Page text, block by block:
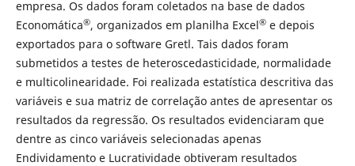
empresa. Os dados foram coletados na base de dados
Economática®, organizados em planilha Excel®e depois
exportados para o software Gretl. Tais dados foram
submetidos a testes de heteroscedasticidade, normalidade
e multicolinearidade. Foi realizada estatística descritiva das
variáveis e sua matriz de correlação antes de apresentar os
resultados da regressão. Os resultados evidenciaram que
dentre as cinco variáveis selecionadas apenas
Endividamento e Lucratividade obtiveram resultados